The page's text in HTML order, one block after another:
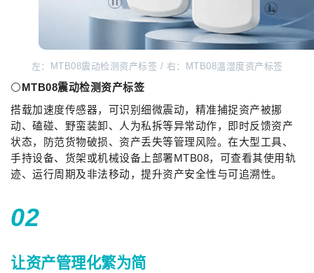
左：MTB08震动检测资产标签 / 右：MTB08温湿度资产标签
⚪ MTB08震动检测资产标签
搭载加速度传感器，可识别细微震动，精准捕捉资产被挪
动、磕碰、野蛮装卸、人为私拆等异常动作，即时反馈资产
状态，防范货物破损、资产丢失等管理风险。在大型工具、
手持设备、货架或机械设备上部署MTB08，可查看其使用轨
迹、运行周期及非法移动，提升资产安全性与可追溯性。
02
让资产管理化繁为简